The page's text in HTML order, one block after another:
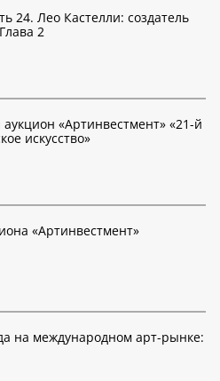
24. Лео Кастелли: создатель
2
«Артинвестмент» «21-й
искусство»
«Артинвестмент»
на международном арт-рынке: